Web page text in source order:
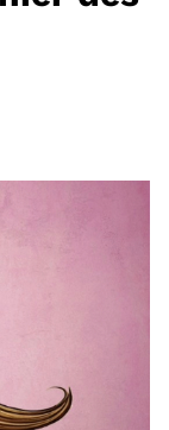
FENÊTRE